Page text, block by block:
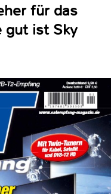
für das
gut ist Sky